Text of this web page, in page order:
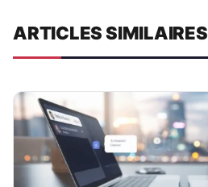
ARTICLES SIMILAIRES